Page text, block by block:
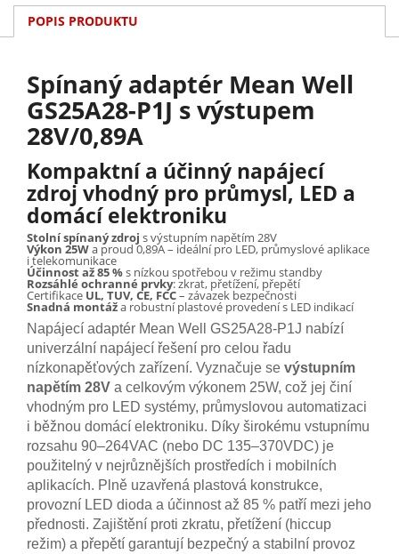
POPIS PRODUKTU
Spínaný adaptér Mean Well
GS25A28-P1J s výstupem
28V/0,89A
Kompaktní a účinný napájecí
zdroj vhodný pro průmysl, LED a
domácí elektroniku
Stolní spínaný zdroj s výstupním napětím 28V
Výkon 25Wa proud 0,89A – ideální pro LED, průmyslové aplikace
i telekomunikace
Účinnost až 85 %s nízkou spotřebou v režimu standby
Rozsáhlé ochranné prvky: zkrat, přetížení, přepětí
Certifikace UL, TUV, CE, FCC– závazek bezpečnosti
Snadná montáža robustní plastové provedení s LED indikací
Napájecí adaptér Mean Well GS25A28-P1J nabízí
univerzální napájecí řešení pro celou řadu
nízkonapěťových zařízení. Vyznačuje se výstupním
napětím 28V a celkovým výkonem 25W, což jej činí
vhodným pro LED systémy, průmyslovou automatizaci
i běžnou domácí elektroniku. Díky širokému vstupnímu
rozsahu 90–264VAC (nebo DC 135–370VDC) je
použitelný v nejrůznějších prostředích i mobilních
aplikacích. Plně uzavřená plastová konstrukce,
provozní LED dioda a účinnost až 85 % patří mezi jeho
přednosti. Zajištění proti zkratu, přetížení (hiccup
režim) a přepětí garantují bezpečný a stabilní provoz